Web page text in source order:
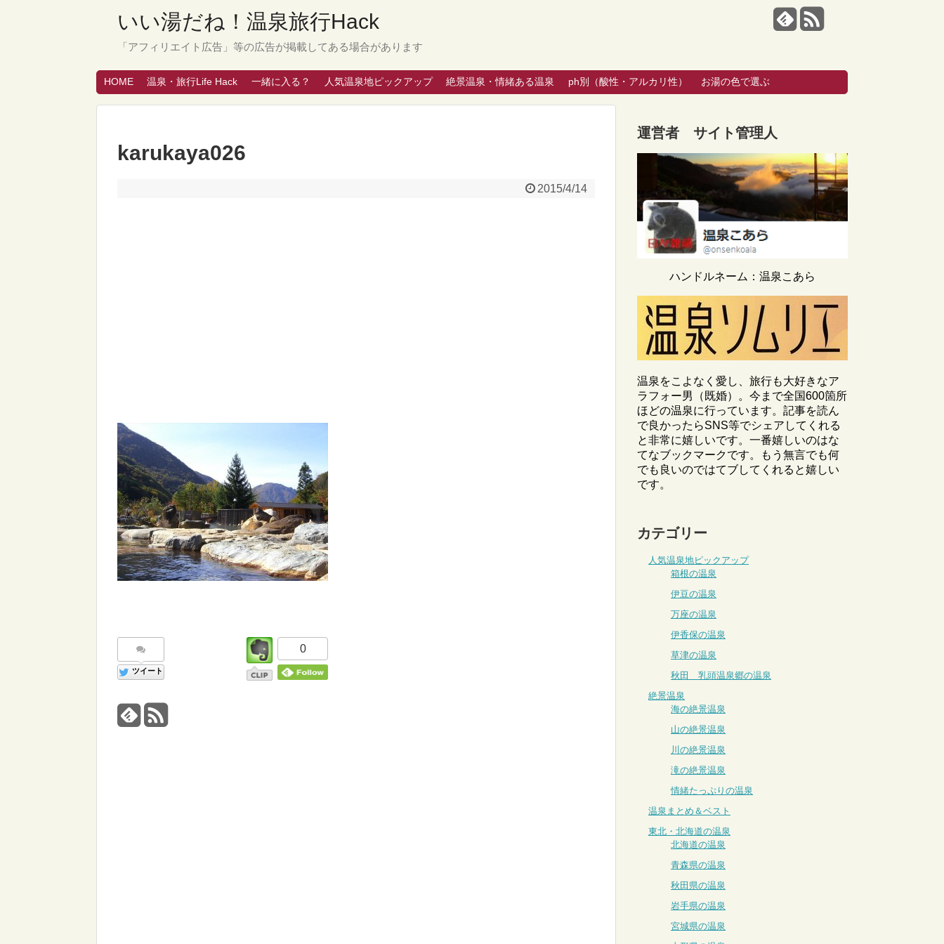
いい湯だね！温泉旅行Hack
「アフィリエイト広告」等の広告が掲載してある場合があります
HOME 温泉・旅行Life Hack 一緒に入る？ 人気温泉地ピックアップ 絶景温泉・情緒ある温泉 ph別（酸性・アルカリ性） お湯の色で選ぶ
karukaya026
2015/4/14
ツイート
0
運営者 サイト管理人
ハンドルネーム：温泉こあら
温泉をこよなく愛し、旅行も大好きなア
ラフォー男（既婚）。今まで全国600箇所
ほどの温泉に行っています。記事を読ん
で良かったらSNS等でシェアしてくれる
と非常に嬉しいです。一番嬉しいのはな
てなブックマークです。もう無言でも何
でも良いのではてブしてくれると嬉しい
です。
カテゴリー
人気温泉地ピックアップ
箱根の温泉
伊豆の温泉
万座の温泉
伊香保の温泉
草津の温泉
秋田 乳頭温泉郷の温泉
絶景温泉
海の絶景温泉
山の絶景温泉
川の絶景温泉
滝の絶景温泉
情緒たっぷりの温泉
温泉まとめ＆ベスト
東北・北海道の温泉
北海道の温泉
青森県の温泉
秋田県の温泉
岩手県の温泉
宮城県の温泉